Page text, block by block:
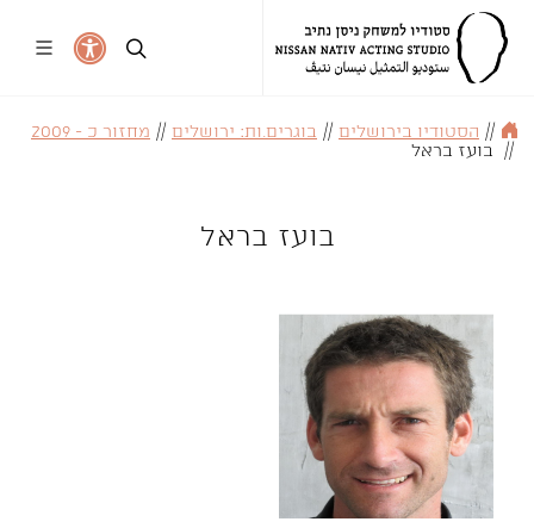
// הסטודיו בירושלים // בוגרים.ות: ירושלים // מחזור כ - 2009
// בועז בראל
בועז בראל